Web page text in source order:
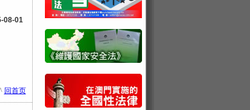
08-01
回首页